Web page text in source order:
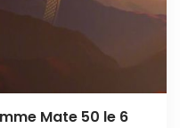
Mate 50 le 6